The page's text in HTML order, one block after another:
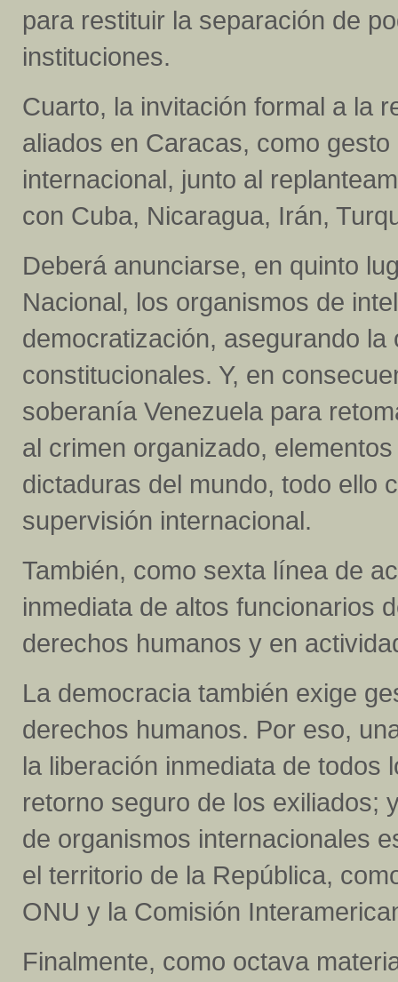
para restituir la separación de
instituciones.
Cuarto, la invitación formal a la
aliados en Caracas, como
internacional, junto al
con Cuba, Nicaragua, Irán,
Deberá anunciarse, en quinto
Nacional, los organismos de
democratización, asegurando
constitucionales. Y, en
soberanía Venezuela para
al crimen organizado,
dictaduras del mundo, todo ello
supervisión internacional.
También, como sexta línea de
inmediata de altos funcionarios
derechos humanos y en
La democracia también exige
derechos humanos. Por eso,
la liberación inmediata de
retorno seguro de los exiliados;
de organismos internacionales
el territorio de la República,
ONU y la Comisión
Finalmente, como octava